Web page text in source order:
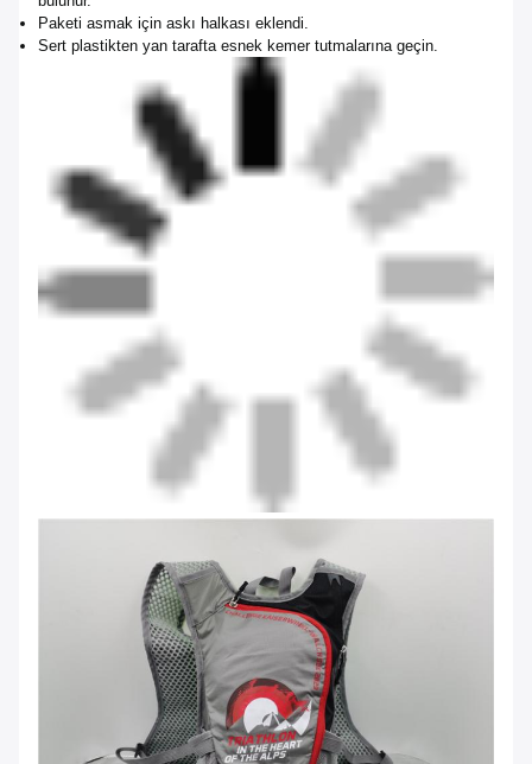
Paketi asmak için askı halkası eklendi.
Sert plastikten yan tarafta esnek kemer tutmalarına geçin.